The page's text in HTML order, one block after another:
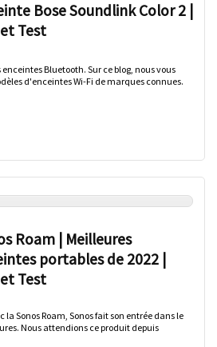
Bose Soundlink Color 2 |
Test
Bluetooth. Sur ce blog, nous vous
d'enceintes Wi-Fi de marques connues.
Roam | Meilleures
portables de 2022 |
Test
la Sonos Roam, Sonos fait son entrée dans le
Nous attendions ce produit depuis